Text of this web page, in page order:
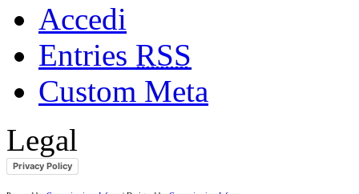
Accedi
Entries RSS
Custom Meta
Legal
Privacy Policy